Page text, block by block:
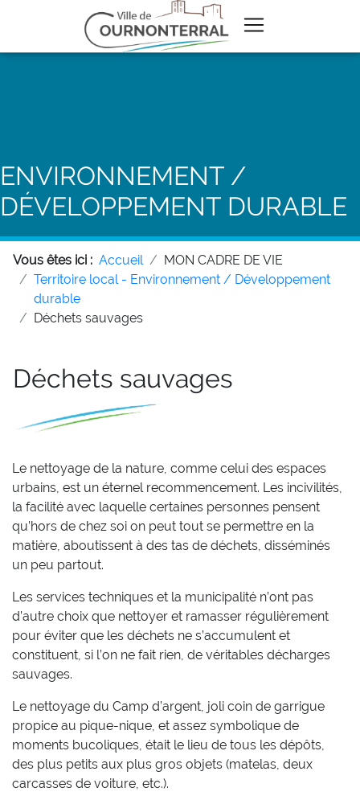
ENVIRONNEMENT /
DÉVELOPPEMENT DURABLE
Vous êtes ici : Accueil
MON CADRE DE VIE
Territoire local - Environnement / Développement
durable
Déchets sauvages
Déchets sauvages
Le nettoyage de la nature, comme celui des espaces
urbains, est un éternel recommencement. Les incivilités,
la facilité avec laquelle certaines personnes pensent
qu’hors de chez soi on peut tout se permettre en la
matière, aboutissent à des tas de déchets, disséminés
un peu partout.
Les services techniques et la municipalité n’ont pas
d’autre choix que nettoyer et ramasser régulièrement
pour éviter que les déchets ne s’accumulent et
constituent, si l’on ne fait rien, de véritables décharges
sauvages.
Le nettoyage du Camp d’argent, joli coin de garrigue
propice au pique-nique, et assez symbolique de
moments bucoliques, était le lieu de tous les dépôts,
des plus petits aux plus gros objets (matelas, deux
carcasses de voiture, etc.).